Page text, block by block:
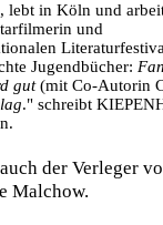
lebt in Köln und
und
Jugendbücher:
gut(mit Co-Autorin
." schreibt
der Verleger
Malchow.